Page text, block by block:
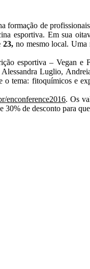
formação de
esportiva. Em sua
23,no mesmo local. Uma
esportiva – Vegan
Luglio,
fitoquímicos e
enconference2016. Os
30% de desconto para